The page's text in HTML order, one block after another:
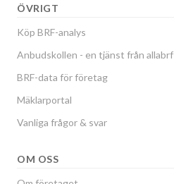
ÖVRIGT
Köp BRF-analys
Anbudskollen - en tjänst från allabrf
BRF-data för företag
Mäklarportal
Vanliga frågor & svar
OM OSS